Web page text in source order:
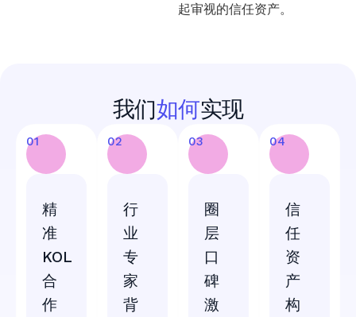
起审视的信任资产。
我们如何实现
01
精
准
KOL
合
作
02
行
业
专
家
背
03
圈
层
口
碑
激
04
信
任
资
产
构